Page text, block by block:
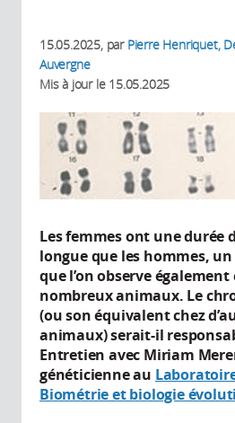
15.05.2025, par Pierre Henriquet,
Auvergne
Mis à jour le 15.05.2025
Les femmes ont une durée
longue que les hommes,
que l’on observe également
nombreux animaux. Le
(ou son équivalent chez
animaux) serait-il
Entretien avec Miriam
généticienne au
Biométrie et biologie